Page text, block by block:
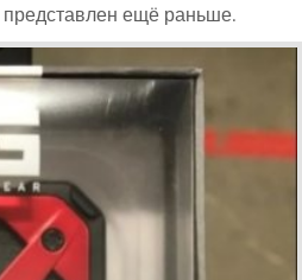
представлен ещё раньше.